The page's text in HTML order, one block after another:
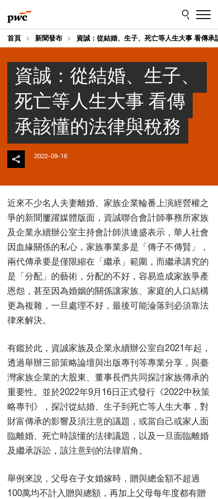
to
content
to
footer
首頁 新聞發布 資誠：從結婚、生子、死亡等人生大事 看傳承
資誠：從結婚、生子、
死亡等人生大事 看傳
承該懂的法律與稅務
2022-09-16
近來不少名人夫妻離婚、家族企業輪番上演經營權之
爭的新聞屢躍媒體版面，資誠聯合會計師事務所家族
及企業永續辦公室主持會計師洪連盛表示，華人社會
因血緣關係的私心，家族事業多是「傳子不傳賢」，
兩代傳承要是僅限縮在「繼承」範圍，而繼承講究的
是「分配」的藝術，分配的不好，容易造成家族爭產
恩怨，甚至因為婚姻的關係讓家族、家庭的人口結構
更為複雜，一旦處理不好，最後可能淪落到必須靠法
律來解決。
有鑑於此，資誠家族及企業永續辦公室自2021年起，
透過舉辦三節策略論壇與出版專刊等專業分享，與臺
灣家族企業的大股東、董事長們共同探討家族傳承的
重要性。並於2022年9月16日正式發行《2022中秋策
略專刊》，探討從結婚、生子到死亡等人生大事，對
財富傳承的影響及須注意的議題，或當自己或家人面
臨離婚、死亡時該懂的法律議題，以及一旦面臨離婚
及繼承訴訟，該注意到的法律眉角。
舉例來說，父母在子女婚嫁時，贈與總金額不超過
100萬均不計入贈與總額，再加上父母每年度都有贈